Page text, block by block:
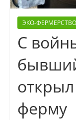
ЭКО-ФЕРМЕРСТВО
С
ферму